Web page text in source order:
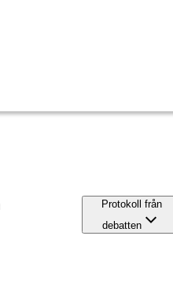
Protokoll från
debatten